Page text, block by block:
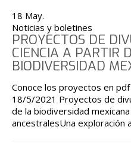
18 May.
Noticias y boletines
PROYECTOS DE
CIENCIA A PARTIR
BIODIVERSIDAD
Conoce los proyectos en pdf Fecha de publicación:
18/5/2021 Proyectos de
de la biodiversidad mexicana Sobre la miel y las bebidas
ancestralesUna exploración a